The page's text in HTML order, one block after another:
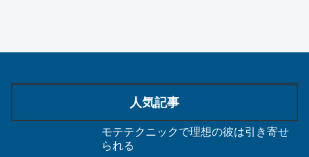
人気記事
モテテクニックで理想の彼は引き寄せ
られる